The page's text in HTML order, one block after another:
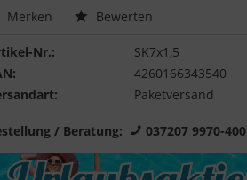
Merken Bewerten
Nr.:
SK7x1,5
4260166343540
Paketversand
/ Beratung: 037207 9970-400